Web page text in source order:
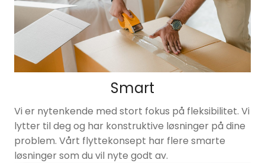
Smart
Vi er nytenkende med stort fokus på fleksibilitet. Vi
lytter til deg og har konstruktive løsninger på dine
problem. Vårt flyttekonsept har flere smarte
løsninger som du vil nyte godt av.